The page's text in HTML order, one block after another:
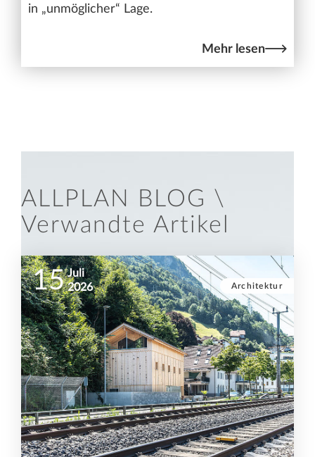
in „unmöglicher“ Lage.
Mehr lesen
ALLPLAN BLOG \
Verwandte Artikel
Architektur
15 Juli
2026